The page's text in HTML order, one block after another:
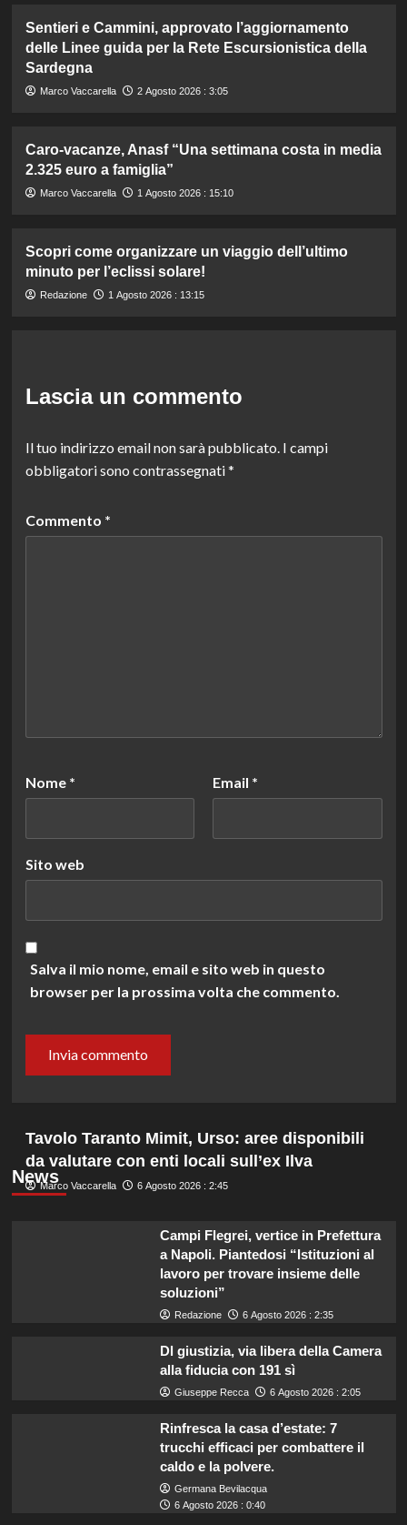
Sentieri e Cammini, approvato l’aggiornamento
delle Linee guida per la Rete Escursionistica della
Sardegna
Marco Vaccarella 2 Agosto 2026 : 3:05
Caro-vacanze, Anasf “Una settimana costa in media
2.325 euro a famiglia”
Marco Vaccarella 1 Agosto 2026 : 15:10
Scopri come organizzare un viaggio dell’ultimo
minuto per l’eclissi solare!
Redazione 1 Agosto 2026 : 13:15
Lascia un commento
Il tuo indirizzo email non sarà pubblicato. I campi
obbligatori sono contrassegnati*
Commento *
Nome * Email *
Sito web
Salva il mio nome, email e sito web in questo
browser per la prossima volta che commento.
News
Tavolo Taranto Mimit, Urso: aree disponibili
da valutare con enti locali sull’ex Ilva
Marco Vaccarella 6 Agosto 2026 : 2:45
Campi Flegrei, vertice in Prefettura
a Napoli. Piantedosi “Istituzioni al
lavoro per trovare insieme delle
soluzioni”
Redazione 6 Agosto 2026 : 2:35
Dl giustizia, via libera della Camera
alla fiducia con 191 sì
Giuseppe Recca 6 Agosto 2026 : 2:05
Rinfresca la casa d’estate: 7
trucchi efficaci per combattere il
caldo e la polvere.
Germana Bevilacqua
6 Agosto 2026 : 0:40